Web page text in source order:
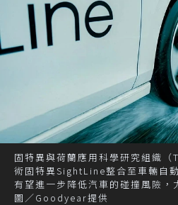
固特異與荷蘭應用科學研究組織（
術固特異SightLine整合至車輛自
有望進一步降低汽車的碰撞風險，
圖／Goodyear提供